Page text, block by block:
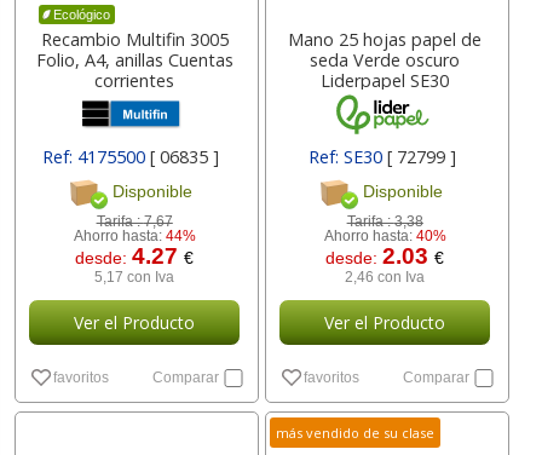
Ecológico
Recambio Multifin 3005
Folio, A4, anillas Cuentas
corrientes
Ref: 4175500[ 06835 ]
Disponible
Tarifa :7,67
Ahorro hasta: 44%
desde:4.27€
5,17 con Iva
Ver el Producto
favoritos Comparar
Mano 25 hojas papel de
seda Verde oscuro
Liderpapel SE30
Ref: SE30 [ 72799 ]
Disponible
Tarifa :3,38
Ahorro hasta: 40%
desde:2.03€
2,46 con Iva
Ver el Producto
favoritos Comparar
más vendido de su clase